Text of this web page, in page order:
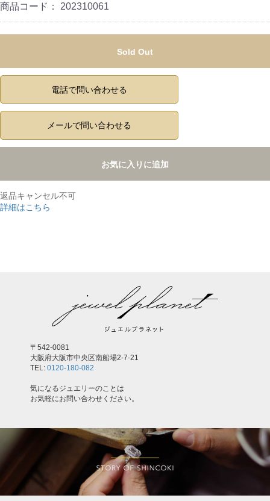
商品コード： 202310061
Sold Out
電話で問い合わせる
メールで問い合わせる
お気に入りに追加
返品キャンセル不可
詳細はこちら
〒542-0081
大阪府大阪市中央区南船場2-7-21
TEL: 0120-180-082
気になるジュエリーのことは
お気軽にお問い合わせください。